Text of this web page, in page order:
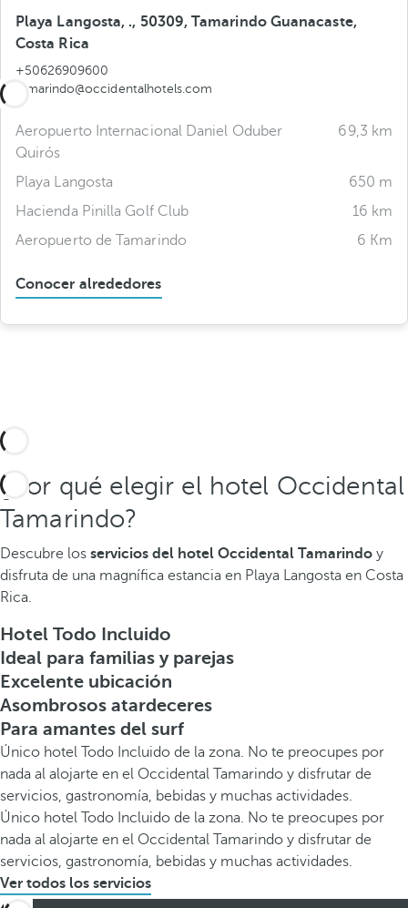
Playa Langosta, ., 50309, Tamarindo Guanacaste,
Costa Rica
+50626909600
tamarindo@occidentalhotels.com
Aeropuerto Internacional Daniel Oduber
Quirós
69,3 km
Playa Langosta
650 m
Hacienda Pinilla Golf Club
16 km
Aeropuerto de Tamarindo
6 Km
Conocer alrededores
¿Por qué elegir el hotel Occidental
Tamarindo?
Descubre los servicios del hotel Occidental Tamarindo y
disfruta de una magnífica estancia en Playa Langosta en Costa
Rica.
Hotel Todo Incluido
Ideal para familias y parejas
Excelente ubicación
Asombrosos atardeceres
Para amantes del surf
Único hotel Todo Incluido de la zona. No te preocupes por
nada al alojarte en el Occidental Tamarindo y disfrutar de
servicios, gastronomía, bebidas y muchas actividades.
Único hotel Todo Incluido de la zona. No te preocupes por
nada al alojarte en el Occidental Tamarindo y disfrutar de
servicios, gastronomía, bebidas y muchas actividades.
Ver todos los servicios